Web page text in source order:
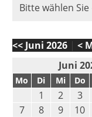
Bitte wählen
<< Juni 2026| <
Juni
Mo Di Mi Do
1 2
3
7
8 9
10